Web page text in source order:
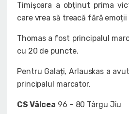
Timișoara a obținut prima
care vrea să treacă fără emoții
Thomas a fost principalul
cu 20 de puncte.
Pentru Galați, Arlauskas a
principalul marcator.
CS Vâlcea 96 – 80 Târgu Jiu